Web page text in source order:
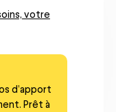
votre
d’apport
Prêt à